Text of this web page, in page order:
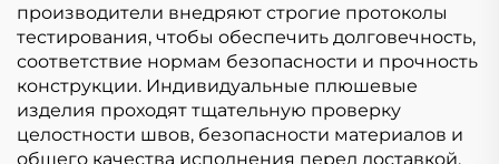
производители внедряют строгие протоколы
тестирования, чтобы обеспечить долговечность,
соответствие нормам безопасности и прочность
конструкции. Индивидуальные плюшевые
изделия проходят тщательную проверку
целостности швов, безопасности материалов и
общего качества исполнения перед доставкой.